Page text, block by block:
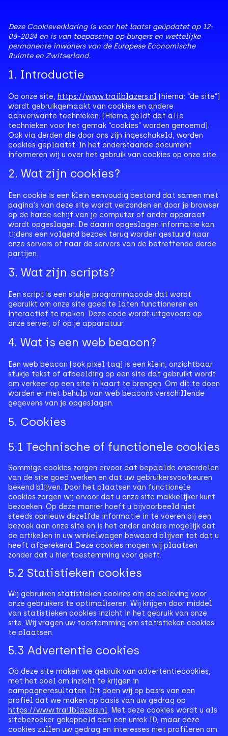
Deze Cookieverklaring is voor het laatst geüpdatet op 12-
08-2024 en is van toepassing op burgers en wettelijke
permanente inwoners van de Europese Economische
Ruimte en Zwitserland.
1. Introductie
Op onze site, https://www.trailblazers.nl (hierna: “de site”)
wordt gebruikgemaakt van cookies en andere
aanverwante technieken. (Hierna geldt dat alle
technieken voor het gemak “cookies” worden genoemd).
Ook via derden die door ons zijn ingeschakeld, worden
cookies geplaatst. In het onderstaande document
informeren wij u over het gebruik van cookies op onze site.
2. Wat zijn cookies?
Een cookie is een klein eenvoudig bestand dat samen met
pagina's van deze site wordt verzonden en door je browser
op de harde schijf van je computer of ander apparaat
wordt opgeslagen. De daarin opgeslagen informatie kan
tijdens een volgend bezoek terug worden gestuurd naar
onze servers of naar de servers van de betreffende derde
partijen.
3. Wat zijn scripts?
Een script is een stukje programmacode dat wordt
gebruikt om onze site goed te laten functioneren en
interactief te maken. Deze code wordt uitgevoerd op
onze server, of op je apparatuur.
4. Wat is een web beacon?
Een web beacon (ook pixel tag) is een klein, onzichtbaar
stukje tekst of afbeelding op een site dat gebruikt wordt
om verkeer op een site in kaart te brengen. Om dit te doen
worden er met behulp van web beacons verschillende
gegevens van je opgeslagen.
5. Cookies
5.1 Technische of functionele cookies
Sommige cookies zorgen ervoor dat bepaalde onderdelen
van de site goed werken en dat uw gebruikersvoorkeuren
bekend blijven. Door het plaatsen van functionele
cookies zorgen wij ervoor dat u onze site makkelijker kunt
bezoeken. Op deze manier hoeft u bijvoorbeeld niet
steeds opnieuw dezelfde informatie in te voeren bij een
bezoek aan onze site en is het onder andere mogelijk dat
de artikelen in uw winkelwagen bewaard blijven tot dat u
heeft afgerekend. Deze cookies mogen wij plaatsen
zonder dat u hier toestemming voor geeft.
5.2 Statistieken cookies
Wij gebruiken statistieken cookies om de beleving voor
onze gebruikers te optimaliseren. Wij krijgen door middel
van statistieken cookies inzicht in het gebruik van onze
site. Wij vragen uw toestemming om statistieken cookies
te plaatsen.
5.3 Advertentie cookies
Op deze site maken we gebruik van advertentiecookies,
met het doel om inzicht te krijgen in
campagneresultaten. Dit doen wij op basis van een
profiel dat we maken op basis van uw gedrag op
https://www.trailblazers.nl. Met deze cookies wordt u als
sitebezoeker gekoppeld aan een uniek ID, maar deze
cookies zullen uw gedrag en interesses niet profileren om